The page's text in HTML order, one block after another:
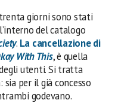
giorni sono stati
del catalogo
. La cancellazione di
With This, è quella
utenti. Si tratta
per il già concesso
godevano.